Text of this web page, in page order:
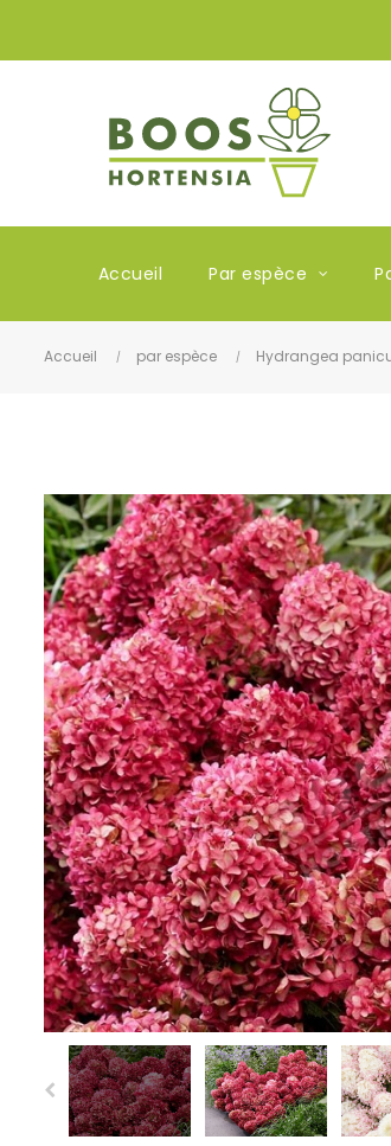
Accueil Par espèce
Accueil par espèce Hydrangea